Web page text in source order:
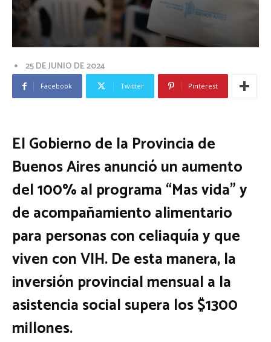
25 DE JUNIO DE 2024
Facebook Twitter Pinterest
El Gobierno de la Provincia de
Buenos Aires anunció un aumento
del 100% al programa “Mas vida” y
de acompañamiento alimentario
para personas con celiaquía y que
viven con VIH. De esta manera, la
inversión provincial mensual a la
asistencia social supera los $1300
millones.